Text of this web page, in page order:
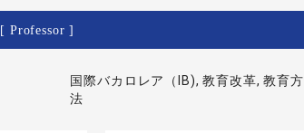
[ Professor ]
国際バカロレア（IB), 教育改革, 教育方
法